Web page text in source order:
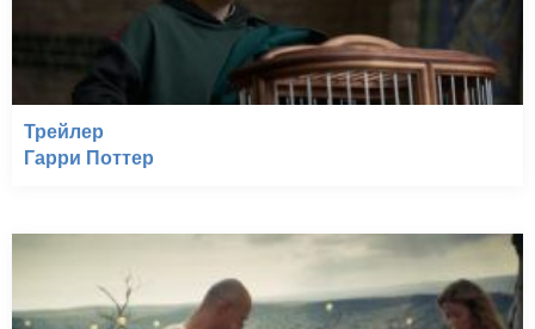
Трейлер
Гарри Поттер